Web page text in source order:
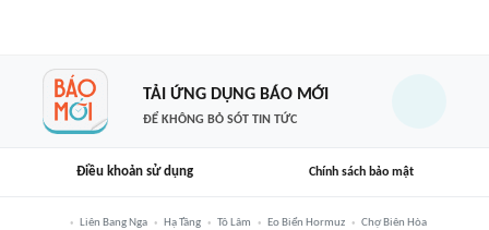
TẢI ỨNG DỤNG BÁO MỚI
ĐỂ KHÔNG BỎ SÓT TIN TỨC
Điều khoản sử dụng Chính sách bảo mật
Liên Bang Nga Hạ Tầng Tô Lâm Eo Biển Hormuz
Chợ Biên Hòa